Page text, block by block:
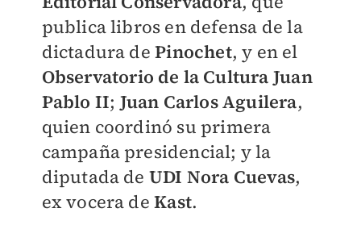
publica libros en defensa de la
dictadura dePinochet, y en el
Observatorio de la Cultura Juan
Pablo II; Juan Carlos Aguilera,
quien coordinó su primera
campaña presidencial; y la
diputada de UDI Nora Cuevas,
ex vocera deKast.